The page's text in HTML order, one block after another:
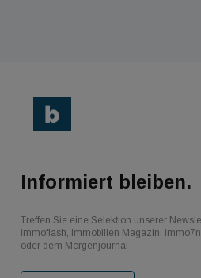
Informiert bleiben.
Treffen Sie eine Selektion unserer
immoflash, Immobilien Magazin,
oder dem Morgenjournal